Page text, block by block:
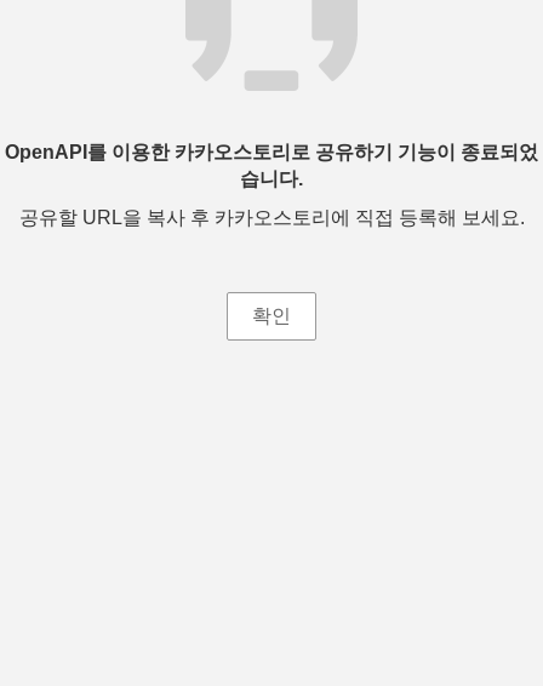
OpenAPI를 이용한 카카오스토리로 공유하기 기능이 종료되었
습니다.
공유할 URL을 복사 후 카카오스토리에 직접 등록해 보세요.
확인